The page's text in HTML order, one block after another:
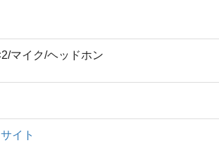
マイク/ヘッドホン
イト